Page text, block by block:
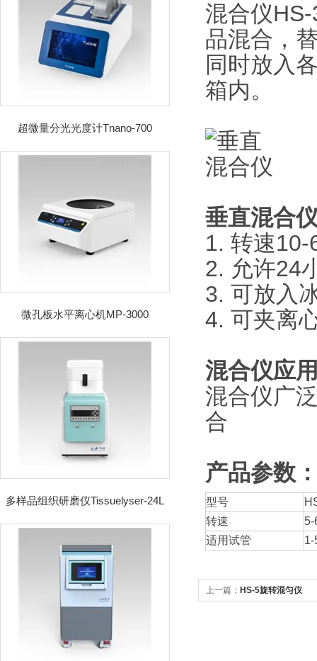
超微量分光光度计Tnano-700
微孔板水平离心机MP-3000
多样品组织研磨仪Tissuelyser-24L
混合仪
品混合，
同时放入
箱内。
垂直混合
1. 转速10-
2. 允许24
3. 可放入
4. 可夹离
混合仪应
混合仪广
合
产品参数
型号
转速
5-
适用试管
1-
上一篇： HS-5旋转混匀仪